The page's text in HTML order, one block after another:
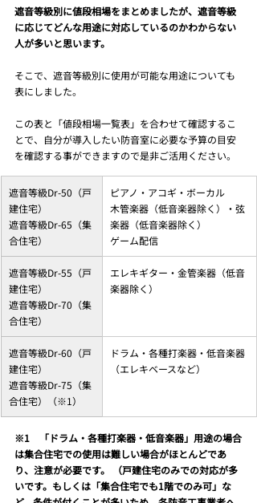
遮音等級別に値段相場をまとめましたが、遮音等級
に応じてどんな用途に対応しているのかわからない
人が多いと思います。
そこで、遮音等級別に使用が可能な用途についても
表にしました。
この表と「値段相場一覧表」を合わせて確認するこ
とで、自分が導入したい防音室に必要な予算の目安
を確認する事ができますので是非ご活用ください。
遮音等級Dr-50（戸
建住宅）
遮音等級Dr-65（集
合住宅）
ピアノ・アコギ・ボーカル
木管楽器（低音楽器除く）・弦
楽器（低音楽器除く）
ゲーム配信
遮音等級Dr-55（戸
建住宅）
遮音等級Dr-70（集
合住宅）
エレキギター・金管楽器（低音
楽器除く）
遮音等級Dr-60（戸
建住宅）
遮音等級Dr-75（集
合住宅）（※1）
ドラム・各種打楽器・低音楽器
（エレキベースなど）
※1　「ドラム・各種打楽器・低音楽器」用途の場合
は集合住宅での使用は難しい場合がほとんどであ
り、注意が必要です。 （戸建住宅のみでの対応が多
いです。もしくは「集合住宅でも1階でのみ可」な